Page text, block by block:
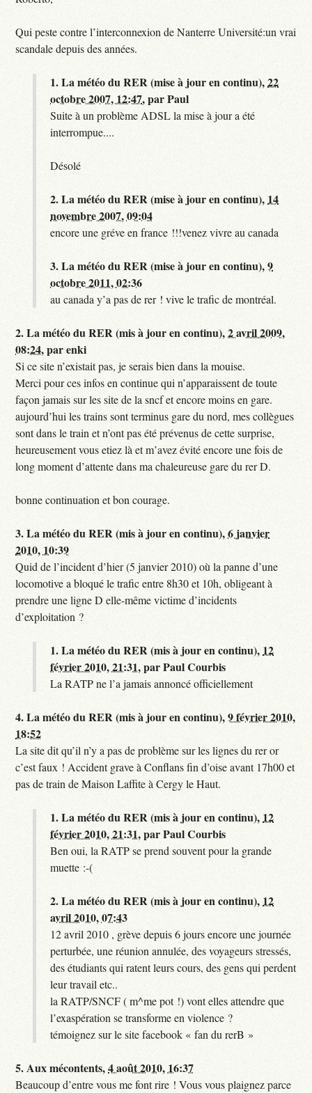
Qui peste contre l’interconnexion de Nanterre Université:un vrai
scandale depuis des années.
1.La météo du RER (mise à jour en continu),22
octobre 2007, 12:47,parPaul
Suite à un problème ADSL la mise à jour a été
interrompue....
Désolé
2.La météo du RER (mise à jour en continu), 14
novembre 2007, 09:04
encore une gréve en france !!!venez vivre au canada
3.La météo du RER (mise à jour en continu),9
octobre 2011, 02:36
au canada y’a pas de rer ! vive le trafic de montréal.
2.La météo du RER (mis à jour en continu),2 avril 2009,
08:24,parenki
Si ce site n’existait pas, je serais bien dans la mouise.
Merci pour ces infos en continue qui n’apparaissent de toute
façon jamais sur les site de la sncf et encore moins en gare.
aujourd’hui les trains sont terminus gare du nord, mes collègues
sont dans le train et n’ont pas été prévenus de cette surprise,
heureusement vous etiez là et m’avez évité encore une fois de
long moment d’attente dans ma chaleureuse gare du rer D.
bonne continuation et bon courage.
3.La météo du RER (mis à jour en continu),6 janvier
2010, 10:39
Quid de l’incident d’hier (5 janvier 2010) où la panne d’une
locomotive a bloqué le trafic entre 8h30 et 10h, obligeant à
prendre une ligne D elle-même victime d’incidents
d’exploitation ?
1.La météo du RER (mis à jour en continu), 12
février 2010, 21:31,parPaul Courbis
La RATP ne l’a jamais annoncé officiellement
4.La météo du RER (mis à jour en continu),9 février 2010,
18:52
La site dit qu’il n’y a pas de problème sur les lignes du rer or
c’est faux ! Accident grave à Conflans fin d’oise avant 17h00 et
pas de train de Maison Laffite à Cergy le Haut.
1.La météo du RER (mis à jour en continu), 12
février 2010, 21:31,parPaul Courbis
Ben oui, la RATP se prend souvent pour la grande
muette :-(
2.La météo du RER (mis à jour en continu), 12
avril 2010, 07:43
12 avril 2010 , grève depuis 6 jours encore une journée
perturbée, une réunion annulée, des voyageurs stressés,
des étudiants qui ratent leurs cours, des gens qui perdent
leur travail etc..
la RATP/SNCF ( m^me pot !) vont elles attendre que
l’exaspération se transforme en violence ?
témoignez sur le site facebook « fan du rerB »
5.Aux mécontents,4 août 2010, 16:37
Beaucoup d’entre vous me font rire ! Vous vous plaignez parce